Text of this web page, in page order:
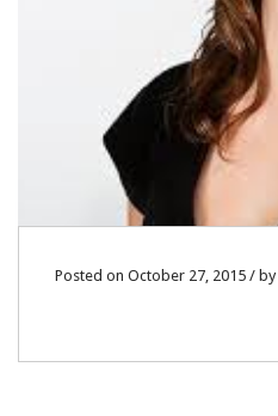
Posted on October 27, 2015 / by